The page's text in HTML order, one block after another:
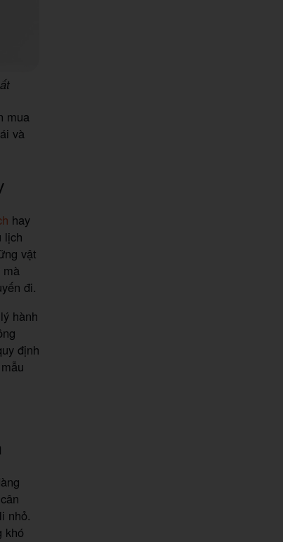
mua
và
hay
lịch
vật
mà
đi.
hành
định
nhỏ.
khó